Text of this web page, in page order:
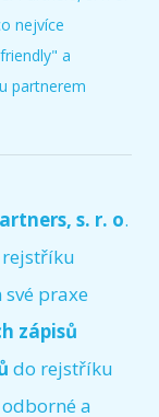
nejvíce
a
partnerem
s. r. o.
praxe
zápisů
do rejstříku
a